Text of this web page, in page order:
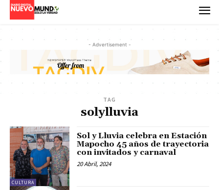
- Advertisement -
TAG
solylluvia
CULTURA
Sol y Lluvia celebra en Estación
Mapocho 45 años de trayectoria
con invitados y carnaval
20 Abril, 2024